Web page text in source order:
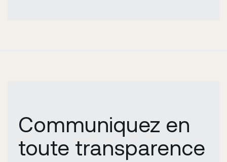
Communiquez en
toute transparence